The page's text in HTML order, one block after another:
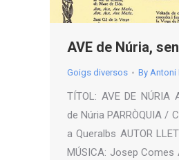
AVE de Núria,
Goigs diversos By Antoni
TÍTOL: AVE DE NÚRIA
de Núria PARRÒQUIA /
a Queralbs AUTOR
MÚSICA: Josep Comes